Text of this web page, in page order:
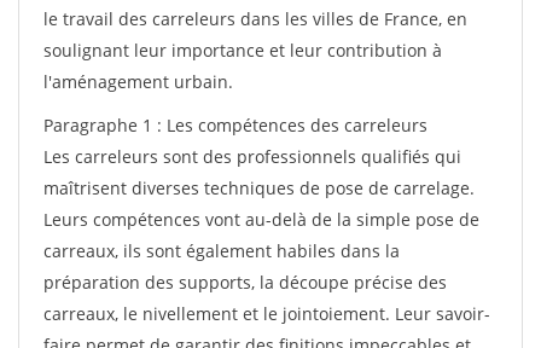
le travail des carreleurs dans les villes de France, en
soulignant leur importance et leur contribution à
l'aménagement urbain.
Paragraphe 1 : Les compétences des carreleurs
Les carreleurs sont des professionnels qualifiés qui
maîtrisent diverses techniques de pose de carrelage.
Leurs compétences vont au-delà de la simple pose de
carreaux, ils sont également habiles dans la
préparation des supports, la découpe précise des
carreaux, le nivellement et le jointoiement. Leur savoir-